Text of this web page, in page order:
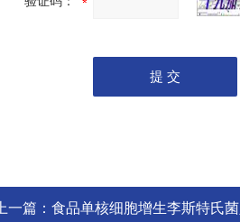
上一篇： 食品单核细胞增生李斯特氏